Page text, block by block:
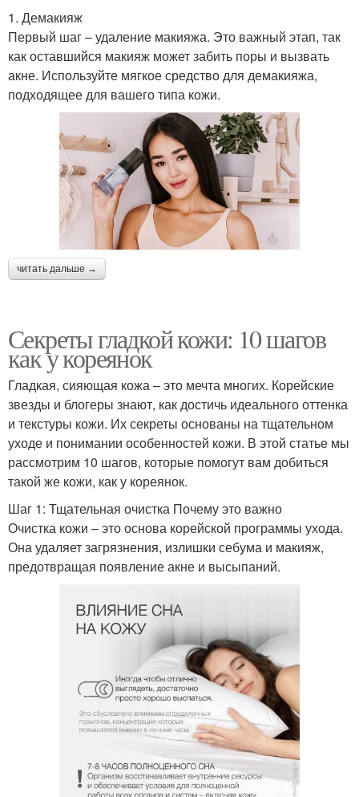
1. Демакияж
Первый шаг – удаление макияжа. Это важный этап, так
как оставшийся макияж может забить поры и вызвать
акне. Используйте мягкое средство для демакияжа,
подходящее для вашего типа кожи.
читать дальше →
Секреты гладкой кожи: 10 шагов
как у кореянок
Гладкая, сияющая кожа – это мечта многих. Корейские
звезды и блогеры знают, как достичь идеального оттенка
и текстуры кожи. Их секреты основаны на тщательном
уходе и понимании особенностей кожи. В этой статье мы
рассмотрим 10 шагов, которые помогут вам добиться
такой же кожи, как у кореянок.
Шаг 1: Тщательная очистка Почему это важно
Очистка кожи – это основа корейской программы ухода.
Она удаляет загрязнения, излишки себума и макияж,
предотвращая появление акне и высыпаний.